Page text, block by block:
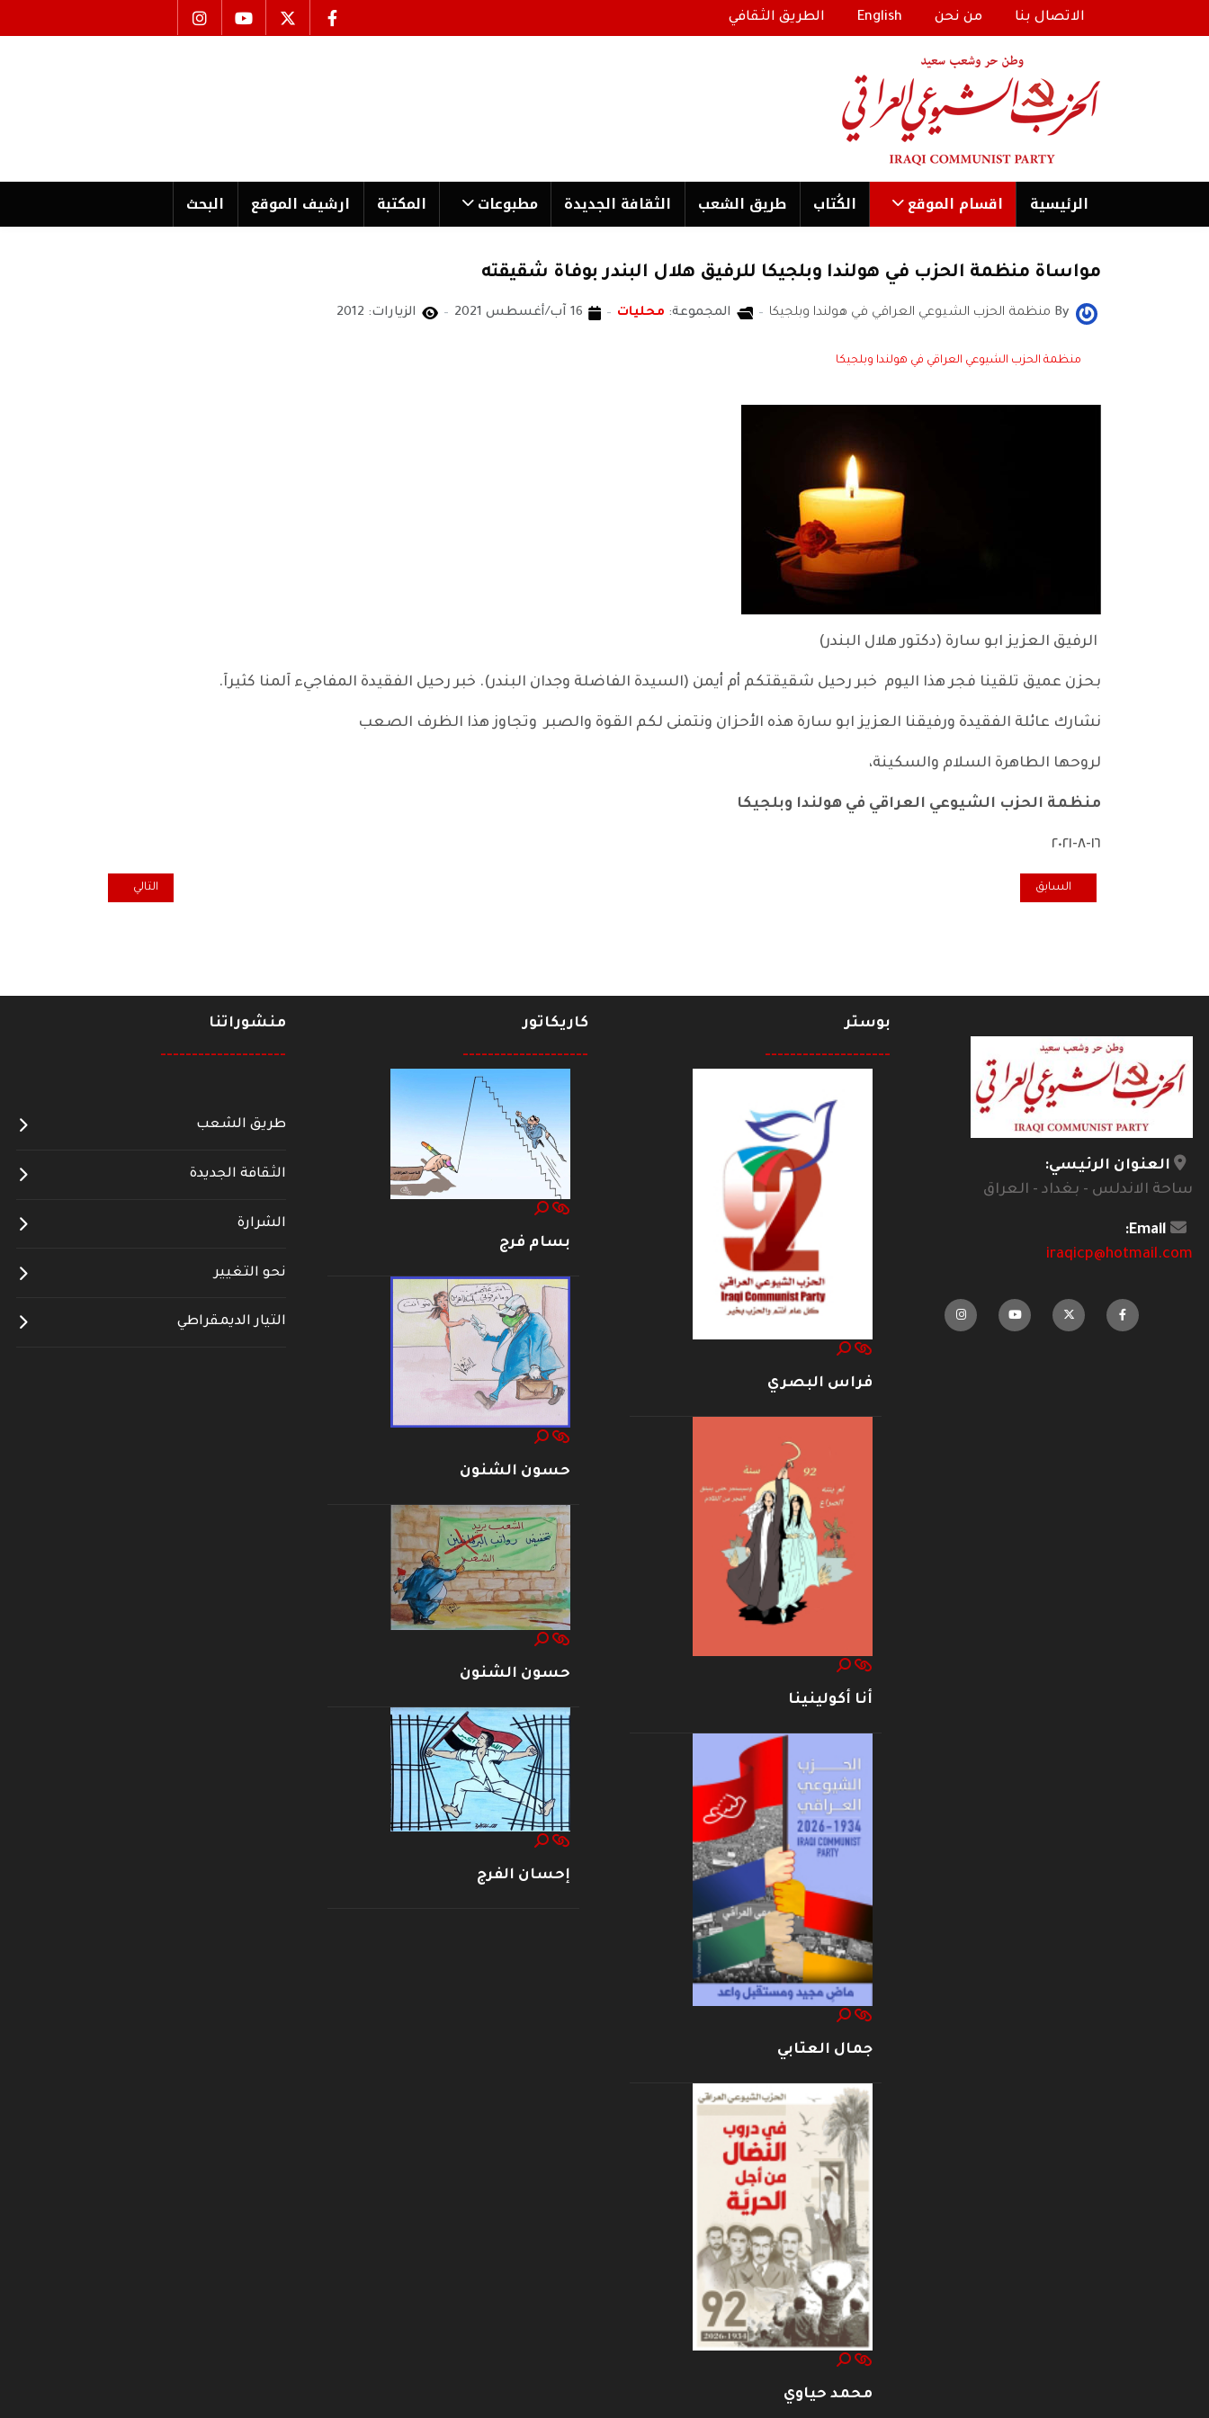
الاتصال بنا من نحن English الطريق الثقافي
الرئیسية اقسام الموقع الكُتاب طریق الشعب الثقافة الجدیدة مطبوعات المكتبة ارشیف الموقع البحث
مواساة منظمة الحزب في هولندا وبلجيكا للرفيق هلال البندر بوفاة شقيقته
By منظمة الحزب الشيوعي العراقي في هولندا وبلجيكا المجموعة: محليات 16 آب/أغسطس 2021 الزيارات: 2012
منظمة الحزب الشيوعي العراقي في هولندا وبلجيكا
الرفيق العزيز ابو سارة (دكتور هلال البندر)
بحزن عميق تلقينا فجر هذا اليوم خبر رحيل شقيقتكم أم أيمن (السيدة الفاضلة وجدان البندر). خبر رحيل الفقيدة المفاجيء آلمنا كثيرآ.
نشارك عائلة الفقيدة ورفيقنا العزيز ابو سارة هذه الأحزان ونتمنى لكم القوة والصبر وتجاوز هذا الظرف الصعب
لروحها الطاهرة السلام والسكينة،
منظمة الحزب الشيوعي العراقي في هولندا وبلجيكا
١٦-٨-٢٠٢١
المقال السابق: تعزية منظمة الحزب في هولندا وبلجيكا برحيل الرفيق عبد الكاظم إسماعيل ابراهيم" أبو مهند"
السابق المقال التالي: تعزية
التالي
العنوان الرئيسي:
ساحة الاندلس - بغداد - العراق
Email:
iraqicp@hotmail.com
بوستر
--------------------
فراس البصري
أنا أكولينينا
جمال العتابي
محمد حياوي
كاريكاتور
--------------------
بسام فرج
حسون الشنون
حسون الشنون
إحسان الفرج
منشوراتنا
--------------------
طريق الشعب
الثقافة الجديدة
الشرارة
نحو التغيير
التيار الديمقراطي